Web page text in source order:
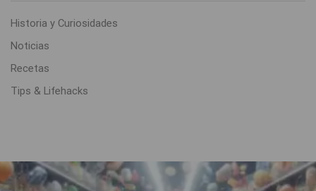
Historia y Curiosidades
Noticias
Recetas
Tips & Lifehacks